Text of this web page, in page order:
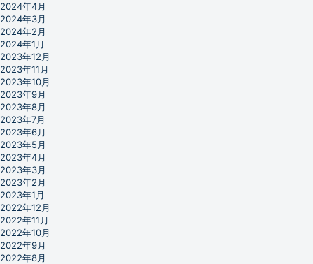
2024年4月
2024年3月
2024年2月
2024年1月
2023年12月
2023年11月
2023年10月
2023年9月
2023年8月
2023年7月
2023年6月
2023年5月
2023年4月
2023年3月
2023年2月
2023年1月
2022年12月
2022年11月
2022年10月
2022年9月
2022年8月